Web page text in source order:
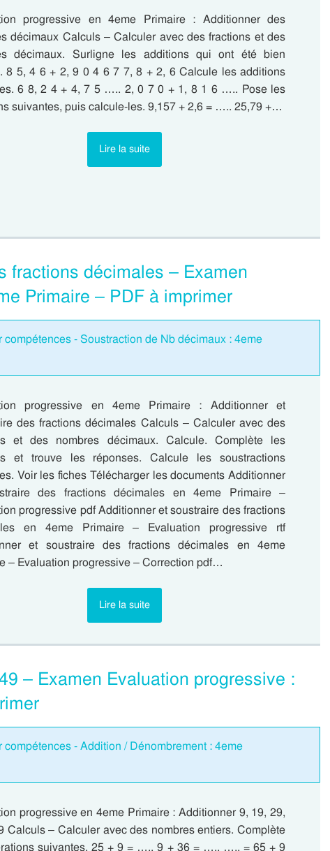
progressive en 4eme Primaire : Additionner des
décimaux Calculs – Calculer avec des fractions et des
décimaux. Surligne les additions qui ont été bien
8 5, 4 6 + 2, 9 0 4 6 7 7, 8 + 2, 6 Calcule les additions
6 8, 2 4 + 4, 7 5 ….. 2, 0 7 0 + 1, 8 1 6 ….. Pose les
suivantes, puis calcule-les. 9,157 + 2,6 = ….. 25,79 +…
Lire la suite
fractions décimales – Examen
Primaire – PDF à imprimer
- Soustraction de Nb décimaux : 4eme
progressive en 4eme Primaire : Additionner et
des fractions décimales Calculs – Calculer avec des
et des nombres décimaux. Calcule. Complète les
et trouve les réponses. Calcule les soustractions
Voir les fiches Télécharger les documents Additionner
des fractions décimales en 4eme Primaire –
progressive pdf Additionner et soustraire des fractions
en 4eme Primaire – Evaluation progressive rtf
et soustraire des fractions décimales en 4eme
– Evaluation progressive – Correction pdf…
Lire la suite
– Examen Evaluation progressive :
- Addition / Dénombrement : 4eme
progressive en 4eme Primaire : Additionner 9, 19, 29,
Calculs – Calculer avec des nombres entiers. Complète
suivantes. 25 + 9 = ….. 9 + 36 = ….. ….. = 65 + 9